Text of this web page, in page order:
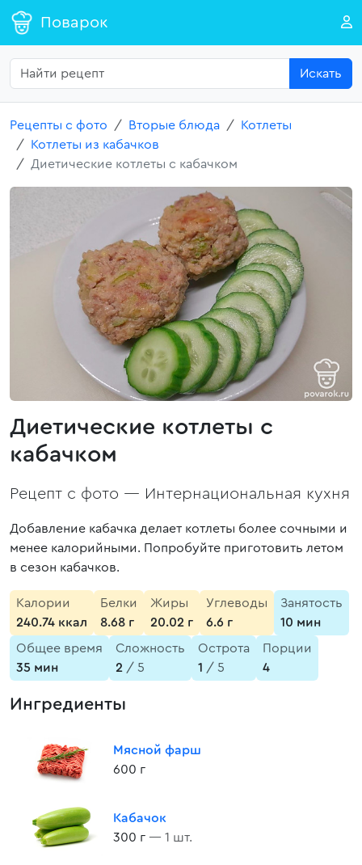
Поварок
Искать
Рецепты с фото Вторые блюда
Котлеты
Котлеты из кабачков
Диетические котлеты с кабачком
Диетические котлеты с
кабачком
Рецепт с фото — Интернациональная кухня
Добавление кабачка делает котлеты более сочными и
менее калорийными. Попробуйте приготовить летом
в сезон кабачков.
Калории
240.74 ккал
Белки
8.68 г
Жиры
20.02 г
Углеводы
6.6 г
Занятость
10 мин
Общее время
35 мин
Сложность
2 / 5
Острота
1 / 5
Порции
4
Ингредиенты
Мясной фарш
600 г
Кабачок
300 г — 1 шт.